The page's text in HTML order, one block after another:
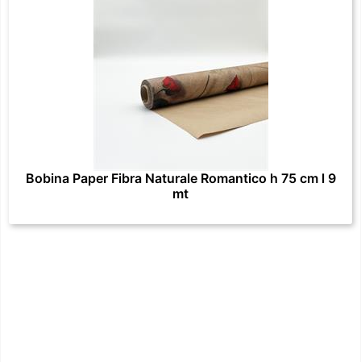
Bobina Paper Fibra Naturale Romantico h 75 cm l 9
mt